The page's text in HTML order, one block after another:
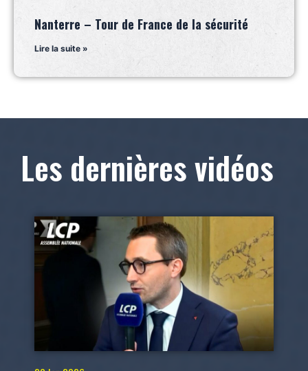
Nanterre – Tour de France de la sécurité
Lire la suite »
Les dernières vidéos